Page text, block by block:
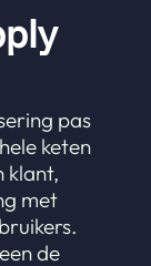
pas
keten
klant,
met
de